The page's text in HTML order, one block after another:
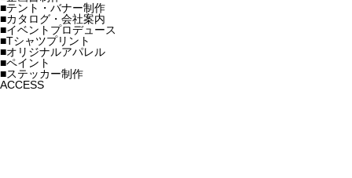
■テント・バナー制作
■カタログ・会社案内
■イベントプロデュース
■Tシャツプリント
■オリジナルアパレル
■ペイント
■ステッカー制作
ACCESS